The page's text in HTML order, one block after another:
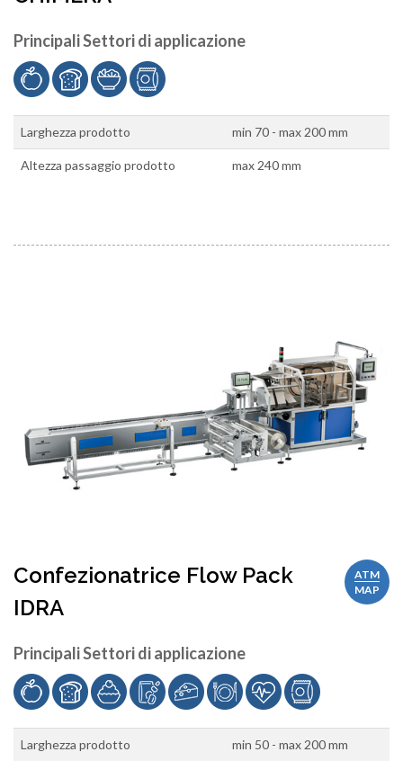
Principali Settori di applicazione
Larghezza prodotto min 70 - max 200 mm
Altezza passaggio prodotto max 240 mm
ATM
MAP
Confezionatrice Flow Pack
IDRA
Principali Settori di applicazione
Larghezza prodotto min 50 - max 200 mm